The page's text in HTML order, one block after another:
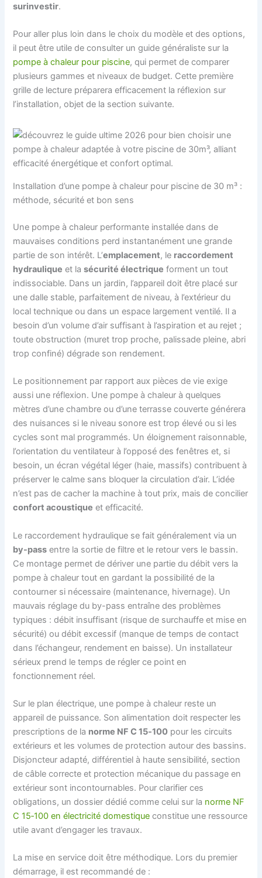
surinvestir.
Pour aller plus loin dans le choix du modèle et des options,
il peut être utile de consulter un guide généraliste sur la
pompe à chaleur pour piscine, qui permet de comparer
plusieurs gammes et niveaux de budget. Cette première
grille de lecture préparera efficacement la réflexion sur
l’installation, objet de la section suivante.
Installation d’une pompe à chaleur pour piscine de 30 m³ :
méthode, sécurité et bon sens
Une pompe à chaleur performante installée dans de
mauvaises conditions perd instantanément une grande
partie de son intérêt. L’emplacement, le raccordement
hydraulique et lasécurité électrique forment un tout
indissociable. Dans un jardin, l’appareil doit être placé sur
une dalle stable, parfaitement de niveau, à l’extérieur du
local technique ou dans un espace largement ventilé. Il a
besoin d’un volume d’air suffisant à l’aspiration et au rejet ;
toute obstruction (muret trop proche, palissade pleine, abri
trop confiné) dégrade son rendement.
Le positionnement par rapport aux pièces de vie exige
aussi une réflexion. Une pompe à chaleur à quelques
mètres d’une chambre ou d’une terrasse couverte générera
des nuisances si le niveau sonore est trop élevé ou si les
cycles sont mal programmés. Un éloignement raisonnable,
l’orientation du ventilateur à l’opposé des fenêtres et, si
besoin, un écran végétal léger (haie, massifs) contribuent à
préserver le calme sans bloquer la circulation d’air. L’idée
n’est pas de cacher la machine à tout prix, mais de concilier
confort acoustique et efficacité.
Le raccordement hydraulique se fait généralement via un
by-pass entre la sortie de filtre et le retour vers le bassin.
Ce montage permet de dériver une partie du débit vers la
pompe à chaleur tout en gardant la possibilité de la
contourner si nécessaire (maintenance, hivernage). Un
mauvais réglage du by-pass entraîne des problèmes
typiques : débit insuffisant (risque de surchauffe et mise en
sécurité) ou débit excessif (manque de temps de contact
dans l’échangeur, rendement en baisse). Un installateur
sérieux prend le temps de régler ce point en
fonctionnement réel.
Sur le plan électrique, une pompe à chaleur reste un
appareil de puissance. Son alimentation doit respecter les
prescriptions de la norme NF C 15‑100 pour les circuits
extérieurs et les volumes de protection autour des bassins.
Disjoncteur adapté, différentiel à haute sensibilité, section
de câble correcte et protection mécanique du passage en
extérieur sont incontournables. Pour clarifier ces
obligations, un dossier dédié comme celui sur la norme NF
C 15‑100 en électricité domestique constitue une ressource
utile avant d’engager les travaux.
La mise en service doit être méthodique. Lors du premier
démarrage, il est recommandé de :